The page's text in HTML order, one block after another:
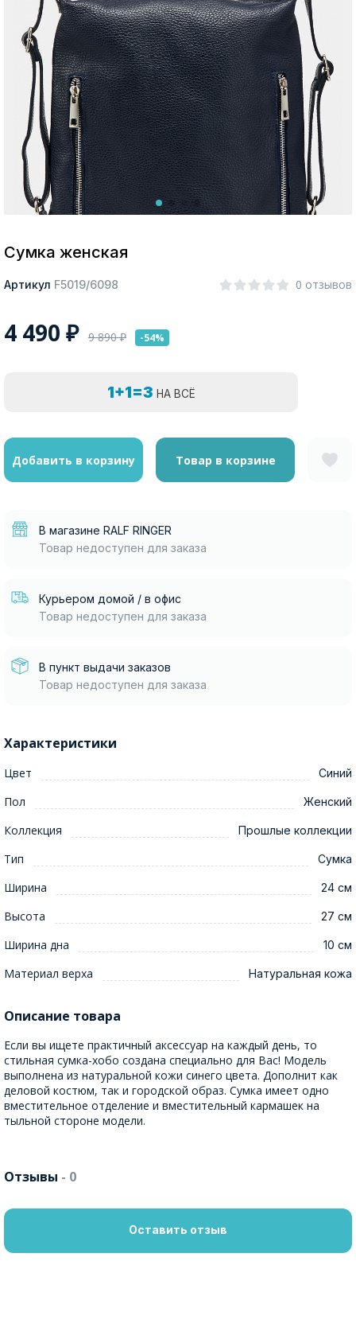
Москва
Да, все верно Изменить город
О компании
Сумка женская
Артикул F5019/6098 0 отзывов
4 490 ₽ 9 890₽ -54%
1+1=3 НА ВСЁ
Добавить в корзину Товар в корзине
В магазине RALF RINGER
Товар недоступен для заказа
Курьером домой / в офис
Товар недоступен для заказа
В пункт выдачи заказов
Товар недоступен для заказа
Характеристики
Цвет Синий
Пол Женский
Коллекция Прошлые коллекции
Тип Сумка
Ширина 24 см
Высота 27 см
Ширина дна 10 см
Материал верха Натуральная кожа
Описание товара
Если вы ищете практичный аксессуар на каждый день, то
стильная сумка-хобо создана специально для Вас! Модель
выполнена из натуральной кожи синего цвета. Дополнит как
деловой костюм, так и городской образ. Сумка имеет одно
вместительное отделение и вместительный кармашек на
тыльной стороне модели.
Отзывы - 0
Оставить отзыв